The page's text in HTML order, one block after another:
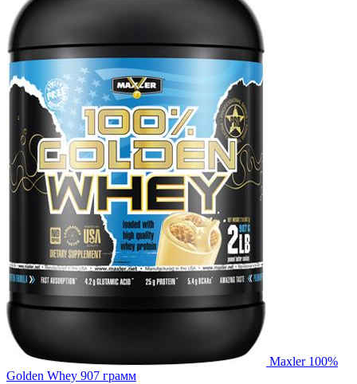
Maxler 100%
Golden Whey 907 грамм